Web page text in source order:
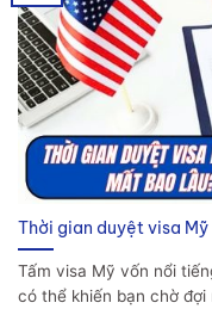
Thời gian duyệt visa
Tấm visa Mỹ vốn nổi
có thể khiến bạn chờ đợi